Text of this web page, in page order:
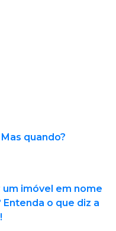
quando?
imóvel em nome
o que diz a